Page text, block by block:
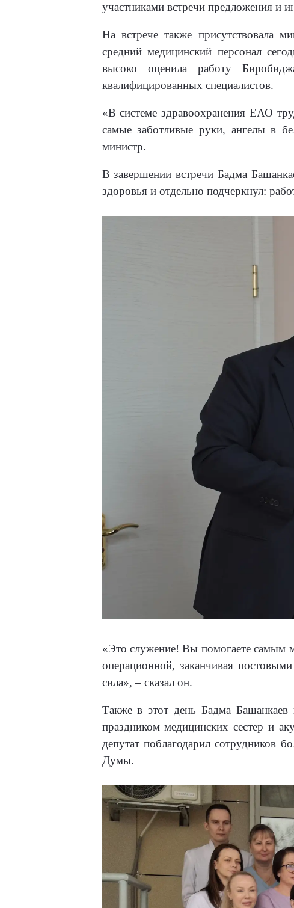
участниками встречи предложения и
На встрече также присутствовала
средний медицинский персонал
высоко оценила работу
квалифицированных специалистов.
«В системе здравоохранения ЕАО
самые заботливые руки, ангелы в
министр.
В завершении встречи Бадма
здоровья и отдельно подчеркнул:
«Это служение! Вы помогаете самым
операционной, заканчивая
сила», – сказал он.
Также в этот день Бадма
праздником медицинских сестер и
депутат поблагодарил сотрудников
Думы.